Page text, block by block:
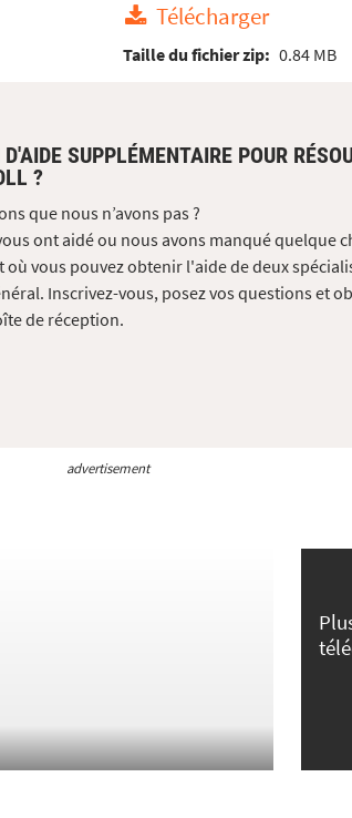
Télécharger
Taille du fichier zip: 0.84 MB
SUPPLÉMENTAIRE POUR
?
que nous n’avons pas ?
ont aidé ou nous avons manqué quelque
vous pouvez obtenir l'aide de deux
Inscrivez-vous, posez vos questions et
de réception.
advertisement